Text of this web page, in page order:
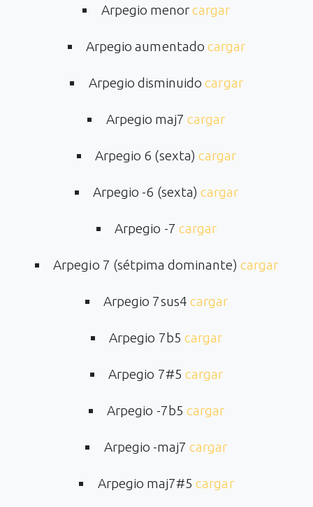
Arpegio menorcargar
Arpegio aumentado cargar
Arpegio disminuidocargar
Arpegio maj7cargar
Arpegio 6 (sexta) cargar
Arpegio -6 (sexta) cargar
Arpegio -7 cargar
Arpegio 7 (sétpima dominante) cargar
Arpegio 7sus4 cargar
Arpegio 7b5 cargar
Arpegio 7#5 cargar
Arpegio -7b5 cargar
Arpegio -maj7cargar
Arpegio maj7#5cargar